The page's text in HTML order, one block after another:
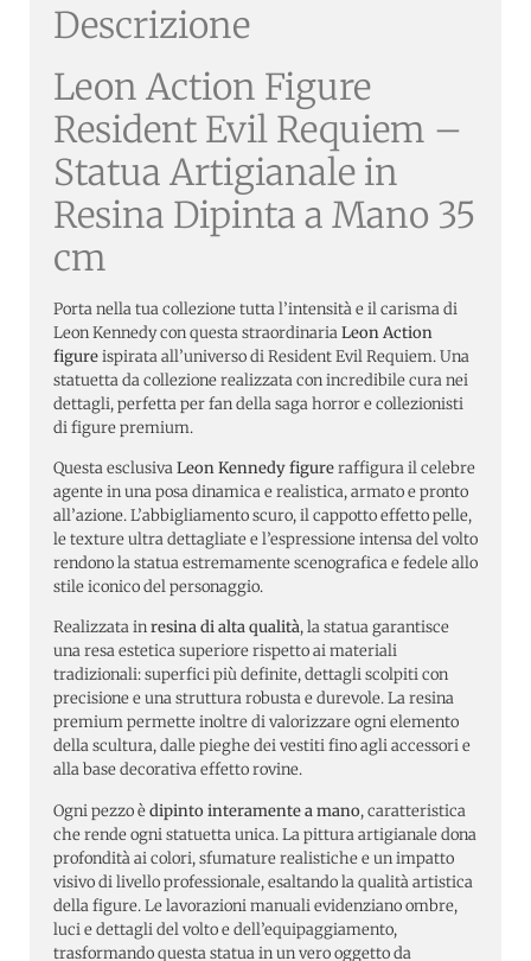
Descrizione
Leon Action Figure
Resident Evil Requiem –
Statua Artigianale in
Resina Dipinta a Mano 35
cm
Porta nella tua collezione tutta l’intensità e il carisma di
Leon Kennedy con questa straordinariaLeon Action
figureispirata all’universo di Resident Evil Requiem. Una
statuetta da collezione realizzata con incredibile cura nei
dettagli, perfetta per fan della saga horror e collezionisti
di figure premium.
Questa esclusivaLeon Kennedy figureraffigura il celebre
agente in una posa dinamica e realistica, armato e pronto
all’azione. L’abbigliamento scuro, il cappotto effetto pelle,
le texture ultra dettagliate e l’espressione intensa del volto
rendono la statua estremamente scenografica e fedele allo
stile iconico del personaggio.
Realizzata inresina di alta qualità, la statua garantisce
una resa estetica superiore rispetto ai materiali
tradizionali: superfici più definite, dettagli scolpiti con
precisione e una struttura robusta e durevole. La resina
premium permette inoltre di valorizzare ogni elemento
della scultura, dalle pieghe dei vestiti fino agli accessori e
alla base decorativa effetto rovine.
Ogni pezzo èdipinto interamente a mano, caratteristica
che rende ogni statuetta unica. La pittura artigianale dona
profondità ai colori, sfumature realistiche e un impatto
visivo di livello professionale, esaltando la qualità artistica
della figure. Le lavorazioni manuali evidenziano ombre,
luci e dettagli del volto e dell’equipaggiamento,
trasformando questa statua in un vero oggetto da